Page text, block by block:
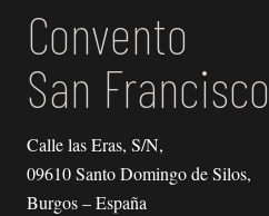
Convento
San Francisco
Calle las Eras, S/N,
09610 Santo Domingo de Silos,
Burgos – España